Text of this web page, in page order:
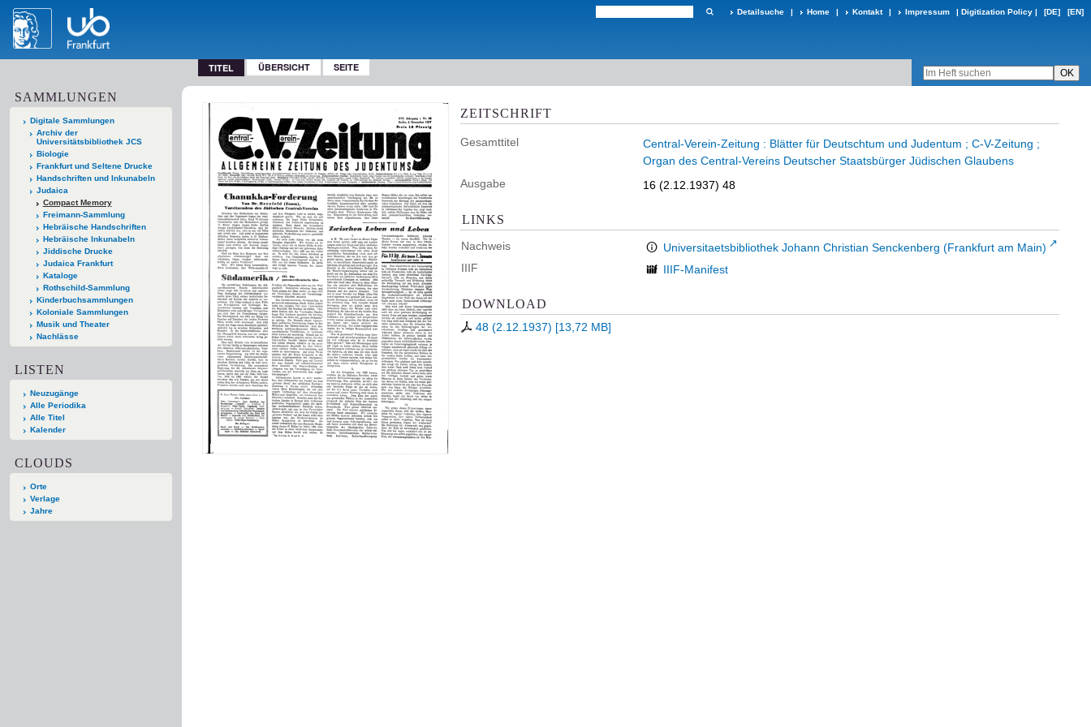
Detailsuche | Home | Kontakt | Impressum | Digitization Policy | [DE] [EN]
TITEL ÜBERSICHT SEITE
SAMMLUNGEN
Digitale Sammlungen
Archiv der
Universitätsbibliothek JCS
Biologie
Frankfurt und Seltene Drucke
Handschriften und Inkunabeln
Judaica
Compact Memory
Freimann-Sammlung
Hebräische Handschriften
Hebräische Inkunabeln
Jiddische Drucke
Judaica Frankfurt
Kataloge
Rothschild-Sammlung
Kinderbuchsammlungen
Koloniale Sammlungen
Musik und Theater
Nachlässe
LISTEN
Neuzugänge
Alle Periodika
Alle Titel
Kalender
CLOUDS
Orte
Verlage
Jahre
ZEITSCHRIFT
Gesamttitel
Central-Verein-Zeitung : Blätter für Deutschtum und Judentum ; C-V-Zeitung ;
Organ des Central-Vereins Deutscher Staatsbürger Jüdischen Glaubens
Ausgabe
16 (2.12.1937) 48
LINKS
Nachweis
Universitaetsbibliothek Johann Christian Senckenberg (Frankfurt am Main)
IIIF
IIIF-Manifest
DOWNLOAD
48 (2.12.1937) [13,72 MB]